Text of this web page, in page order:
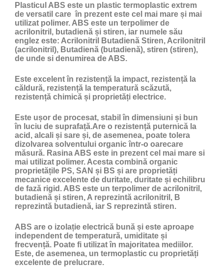
Plasticul ABS este un plastic termoplastic extrem
de versatil care în prezent este cel mai mare și mai
utilizat polimer. ABS este un terpolimer de
acrilonitril, butadienă și stiren, iar numele său
englez este: Acrilonitril Butadienă Stiren, Acrilonitril
(acrilonitril), Butadienă (butadienă), stiren (stiren),
de unde si denumirea de ABS.
Este excelent în rezistență la impact, rezistență la
căldură, rezistență la temperatură scăzută,
rezistență chimică și proprietăți electrice.
Este ușor de procesat, stabil în dimensiuni și bun
în luciu de suprafață.Are o rezistență puternică la
acid, alcali și sare și, de asemenea, poate tolera
dizolvarea solventului organic într-o oarecare
măsură. Rasina ABS este in prezent cel mai mare si
mai utilizat polimer. Acesta combină organic
proprietățile PS, SAN și BS și are proprietăți
mecanice excelente de duritate, duritate și echilibru
de fază rigid. ABS este un terpolimer de acrilonitril,
butadienă și stiren, A reprezintă acrilonitril, B
reprezintă butadienă, iar S reprezintă stiren.
ABS are o izolație electrică bună și este aproape
independent de temperatură, umiditate și
frecvență. Poate fi utilizat în majoritatea mediilor.
Este, de asemenea, un termoplastic cu proprietăți
excelente de prelucrare.